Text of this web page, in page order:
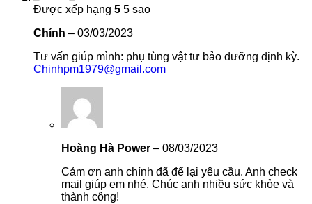
Được xếp hạng 5 5 sao
Chính – 03/03/2023
Tư vấn giúp mình: phụ tùng vật tư bảo dưỡng định kỳ.
Chinhpm1979@gmail.com
Hoàng Hà Power – 08/03/2023
Cảm ơn anh chính đã để lại yêu cầu. Anh check
mail giúp em nhé. Chúc anh nhiều sức khỏe và
thành công!